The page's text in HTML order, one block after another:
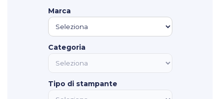
empty.
Marca
Categoria
Tipo di stampante